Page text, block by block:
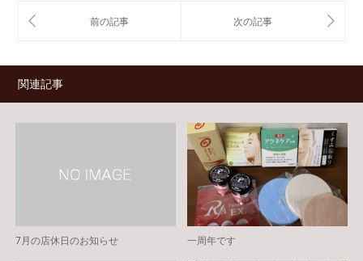
関連記事
7月の店休日のお知らせ 一周年です